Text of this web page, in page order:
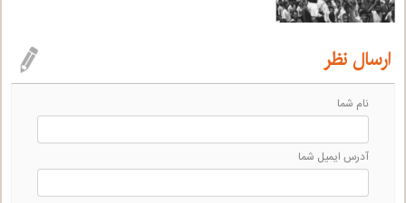
ارسال نظر
نام شما
آدرس ايميل شما